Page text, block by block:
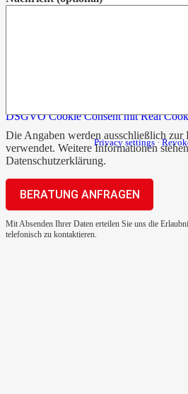
Die Angaben werden ausschließlich zur
verwendet. Weitere Informationen
Datenschutzerklärung.
Mit Absenden Ihrer Daten erteilen Sie uns die
telefonisch zu kontaktieren.
DSGVO Cookie Consent mit Real
Privacy settings ·